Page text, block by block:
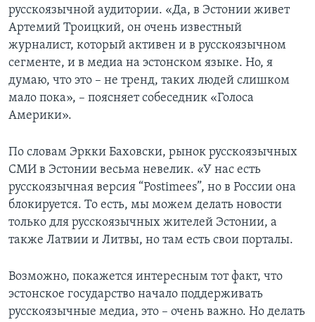
русскоязычной аудитории. «Да, в Эстонии живет
Артемий Троицкий, он очень известный
журналист, который активен и в русскоязычном
сегменте, и в медиа на эстонском языке. Но, я
думаю, что это – не тренд, таких людей слишком
мало пока», – поясняет собеседник «Голоса
Америки».
По словам Эркки Баховски, рынок русскоязычных
СМИ в Эстонии весьма невелик. «У нас есть
русскоязычная версия “Postimees”, но в России она
блокируется. То есть, мы можем делать новости
только для русскоязычных жителей Эстонии, а
также Латвии и Литвы, но там есть свои порталы.
Возможно, покажется интересным тот факт, что
эстонское государство начало поддерживать
русскоязычные медиа, это – очень важно. Но делать